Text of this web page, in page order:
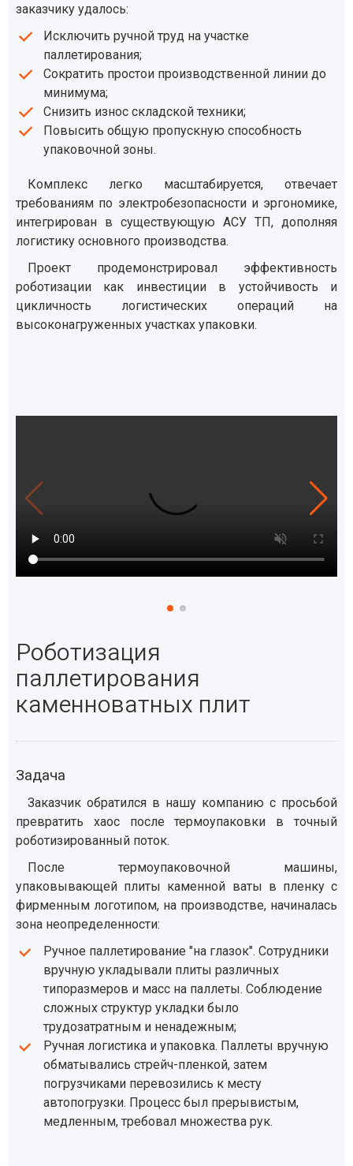
заказчику удалось:
Исключить ручной труд на участке
паллетирования;
Сократить простои производственной линии до
минимума;
Снизить износ складской техники;
Повысить общую пропускную способность
упаковочной зоны.
Комплекс легко масштабируется, отвечает
требованиям по электробезопасности и эргономике,
интегрирован в существующую АСУ ТП, дополняя
логистику основного производства.
Проект продемонстрировал эффективность
роботизации как инвестиции в устойчивость и
цикличность логистических операций на
высоконагруженных участках упаковки.
Роботизация
паллетирования
каменноватных плит
Задача
Заказчик обратился в нашу компанию с просьбой
превратить хаос после термоупаковки в точный
роботизированный поток.
После термоупаковочной машины,
упаковывающей плиты каменной ваты в пленку с
фирменным логотипом, на производстве, начиналась
зона неопределенности:
Ручное паллетирование "на глазок". Сотрудники
вручную укладывали плиты различных
типоразмеров и масс на паллеты. Соблюдение
сложных структур укладки было
трудозатратным и ненадежным;
Ручная логистика и упаковка. Паллеты вручную
обматывались стрейч-пленкой, затем
погрузчиками перевозились к месту
автопогрузки. Процесс был прерывистым,
медленным, требовал множества рук.